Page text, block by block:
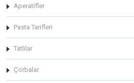
Aperatifler
Pasta Tarifleri
Tatlılar
Çorbalar